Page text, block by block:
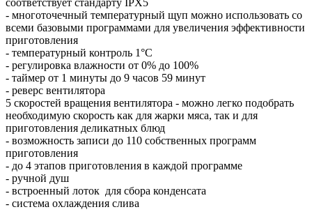
- многоточечный температурный щуп можно использовать со
всеми базовыми программами для увеличения эффективности
приготовления
- температурный контроль 1°С
- регулировка влажности от 0% до 100%
- таймер от 1 минуты до 9 часов 59 минут
- реверс вентилятора
5 скоростей вращения вентилятора - можно легко подобрать
необходимую скорость как для жарки мяса, так и для
приготовления деликатных блюд
- возможность записи до 110 собственных программ
приготовления
- до 4 этапов приготовления в каждой программе
- ручной душ
- встроенный лоток для сбора конденсата
- система охлаждения слива